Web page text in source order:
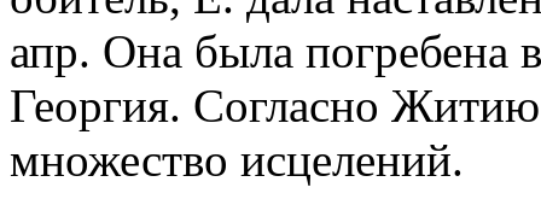
апр. Она была погребена
Георгия. Согласно
множество исцелений.